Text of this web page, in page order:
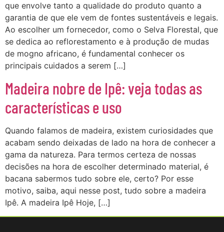
que envolve tanto a qualidade do produto quanto a
garantia de que ele vem de fontes sustentáveis e legais.
Ao escolher um fornecedor, como o Selva Florestal, que
se dedica ao reflorestamento e à produção de mudas
de mogno africano, é fundamental conhecer os
principais cuidados a serem […]
Madeira nobre de Ipê: veja todas as
características e uso
Quando falamos de madeira, existem curiosidades que
acabam sendo deixadas de lado na hora de conhecer a
gama da natureza. Para termos certeza de nossas
decisões na hora de escolher determinado material, é
bacana sabermos tudo sobre ele, certo? Por esse
motivo, saiba, aqui nesse post, tudo sobre a madeira
Ipê. A madeira Ipê Hoje, […]